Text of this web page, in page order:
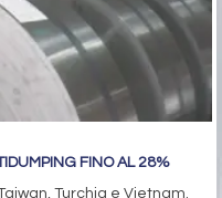
FINO AL 28%
Turchia e Vietnam.